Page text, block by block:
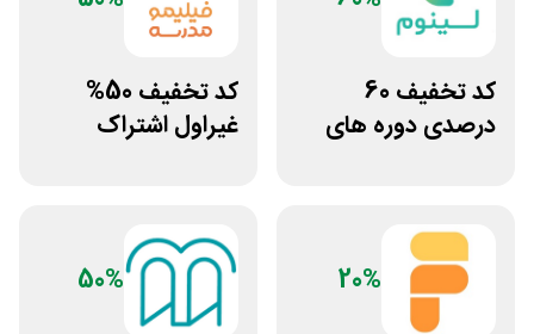
کد تخفیف 60
درصدی دوره های
کد تخفیف 50%
غیراول اشتراک
20%
50%